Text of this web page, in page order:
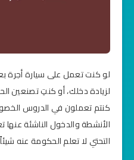
لو كنت تعمل على سيارة أجرة
لزيادة دخلك، أو كنتِ تصنعين
كنتم تعملون في الدروس
الأنشطة والدخول الناشئة عنها
التحتي لا تعلم الحكومة عنه